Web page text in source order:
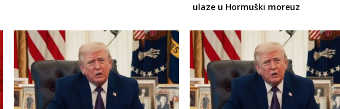
ulaze u Hormuški moreuz